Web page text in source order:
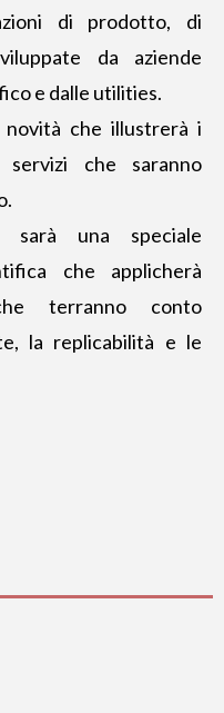
di prodotto, di
da aziende
e dalle utilities.
novità che illustrerà i
che saranno
una speciale
che applicherà
terranno conto
la replicabilità e le